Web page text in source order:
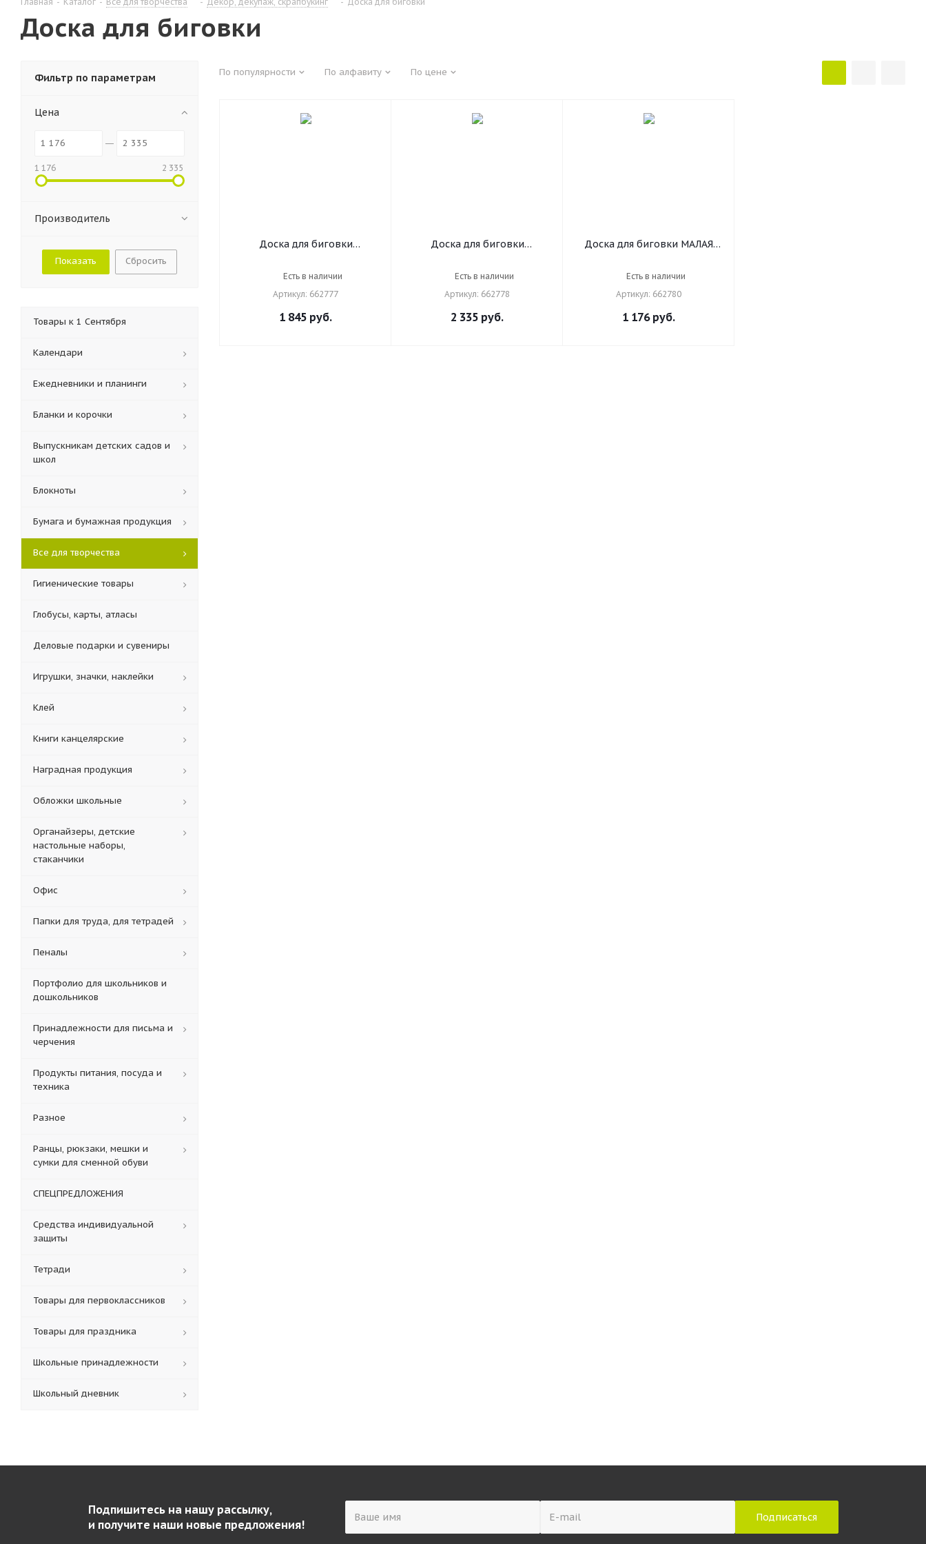
Доска для биговки
По популярности По алфавиту По цене
Доска для биговки
СРЕДНЯЯ 34,3х22,9 см,
Есть в наличии
Артикул: 662777
1 845 руб.
Доска для биговки
БОЛЬШАЯ 33х34,6 см, ОСТРОВ
Есть в наличии
Артикул: 662778
2 335 руб.
Доска для биговки МАЛАЯ
НАБОР, ОСТРОВ СОКРОВИЩ,
Есть в наличии
Артикул: 662780
1 176руб.
Фильтр по параметрам
Цена
1 176 2 335
Производитель
Сбросить
Товары к 1 Сентября
Календари
Ежедневники и планинги
Бланки и корочки
Выпускникам детских садов и
школ
Блокноты
Бумага и бумажная продукция
Все для творчества
Гигиенические товары
Глобусы, карты, атласы
Деловые подарки и сувениры
Игрушки, значки, наклейки
Клей
Книги канцелярские
Наградная продукция
Обложки школьные
Органайзеры, детские
настольные наборы,
стаканчики
Офис
Папки для труда, для тетрадей
Пеналы
Портфолио для школьников и
дошкольников
Принадлежности для письма и
черчения
Продукты питания, посуда и
техника
Разное
Ранцы, рюкзаки, мешки и
сумки для сменной обуви
СПЕЦПРЕДЛОЖЕНИЯ
Средства индивидуальной
защиты
Тетради
Товары для первоклассников
Товары для праздника
Школьные принадлежности
Школьный дневник
Подпишитесь на нашу рассылку,
и получите наши новые предложения!